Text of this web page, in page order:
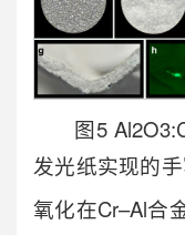
图5
发光纸实现的
氧化在Cr–Al合